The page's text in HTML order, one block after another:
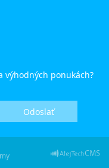
výhodných ponukách?